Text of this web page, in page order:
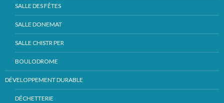
SALLE DES FÊTES
SALLE DONEMAT
SALLE CHISTR PER
BOULODROME
DÉVELOPPEMENT DURABLE
DÉCHETTERIE